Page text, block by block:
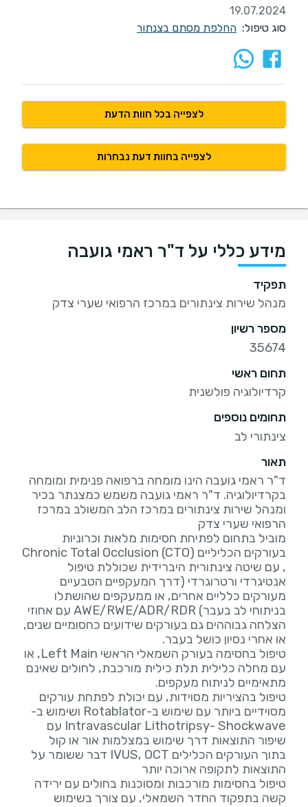
19.07.2024
סוג טיפול: החלפת מסתם בצנתור
לצפייה בכל חוות הדעת
לצפייה בחוות דעת נבחרות
מידע כללי על ד"ר ראמי גועבה
תפקיד
מנהל שירות צינתורים במרכז הרפואי שערי צדק
מספר רשיון
35674
תחום ראשי
קרדיולוגיה פולשנית
תחומים נוספים
צינתורי לב
תאור
ד"ר ראמי גועבה הינו מומחה ברפואה פנימית ומומחה
בקרדיולוגיה. ד"ר ראמי גועבה משמש כמצנתר בכיר
ומנהל שירות צינתורים במרכז הלב המשולב במרכז
מוביל בתחום לפתיחת חסימות מלאות וכרוניות
בעורקים הכליליים (Chronic Total Occlusion (CTO
, עם שיטה צינתורית היברידית שכוללת טיפול
אנטיגרדי ורטרוגרדי (דרך המעקפיים הטבעיים
מעורקים כלליים אחרים, או ממעקפים שהושתלו
בניתוחי לב בעבר) AWE/RWE/ADR/RDR עם אחוזי
הצלחה גבוההים גם בעורקים שידועים כחסומיים שנים,
טיפול בחסימה בעורק השמאלי הראשי Left Main, או
עם מחלה כלילית תלת כילית מורכבת, לחולים שאינם
טיפול בהציריות מסוידות, עם יכולת לפתחת עורקים
מסוידיים ביותר עם שימוש ב-Rotablator ושימוש ב-
Intravascular Lithotripsy- Shockwave עם
שיפור התוצאות דרך שימוש במצלמות אור או קול
בתוך העורקים הכלילים IVUS, OCT דבר ששומר על
טיפול בחסימות מורכבות ומסוכנות בחולים עם ירידה
קשה בתפקוד החדר השמאלי, עם צורך בשימוש